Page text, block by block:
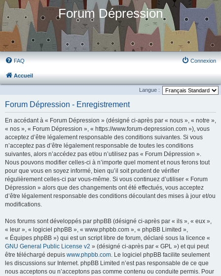
Forum Dépression
FAQ Connexion
Accueil
Langue :
Forum Dépression - Enregistrement
En accédant à « Forum Dépression » (désigné ci-après par « nous », « notre »,
« nos », « Forum Dépression », « https://www.forum-depression.com »), vous
acceptez d’être légalement responsable des conditions suivantes. Si vous
n’acceptez pas d’être légalement responsable de toutes les conditions
suivantes, alors n’accédez pas et/ou n’utilisez pas « Forum Dépression ».
Nous pouvons modifier celles-ci à n’importe quel moment et nous ferons tout
pour que vous en soyez informé, bien qu’il soit prudent de vérifier
régulièrement celles-ci par vous-même. Si vous continuez d’utiliser « Forum
Dépression » alors que des changements ont été effectués, vous acceptez
d’être légalement responsable des conditions découlant des mises à jour et/ou
modifications.
Nos forums sont développés par phpBB (désigné ci-après par « ils », « eux »,
« leur », « logiciel phpBB », « www.phpbb.com », « phpBB Limited »,
« Équipes phpBB ») qui est un script libre de forum, déclaré sous la licence «
GNU General Public License v2 » (désigné ci-après par « GPL ») et qui peut
être téléchargé depuis www.phpbb.com. Le logiciel phpBB facilite seulement
les discussions sur Internet. phpBB Limited n’est pas responsable de ce que
nous acceptons ou n’acceptons pas comme contenu ou conduite permis. Pour